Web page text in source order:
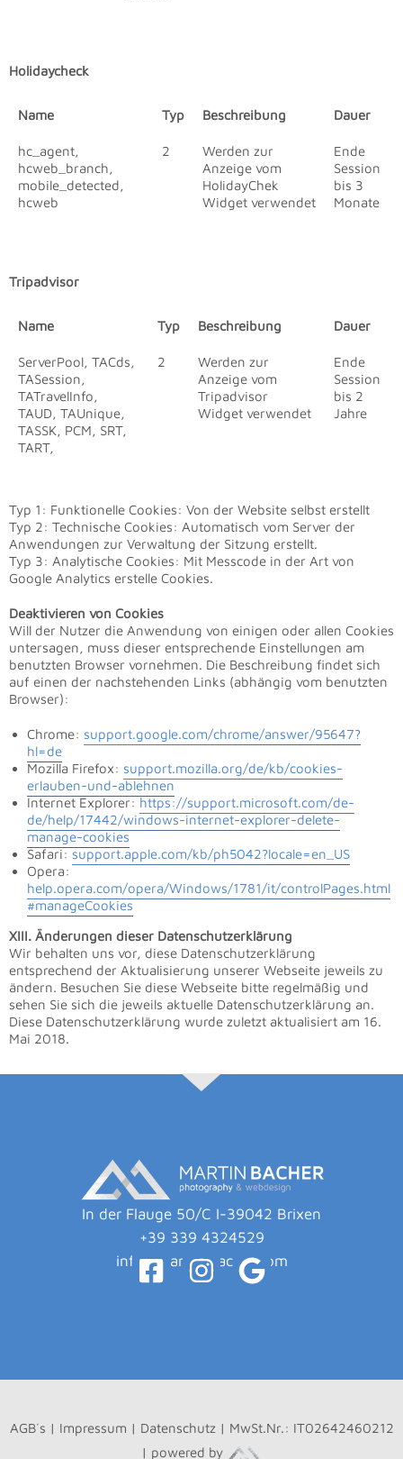
Holidaycheck
Name Typ Beschreibung Dauer
hc_agent,
hcweb_branch,
mobile_detected,
hcweb
2
Werden zur
Anzeige vom
HolidayChek
Widget verwendet
Ende
Session
bis 3
Monate
Tripadvisor
Name Typ Beschreibung Dauer
ServerPool, TACds,
TASession,
TATravelInfo,
TAUD, TAUnique,
TASSK, PCM, SRT,
TART,
2
Werden zur
Anzeige vom
Tripadvisor
Widget verwendet
Ende
Session
bis 2
Jahre
Typ 1: Funktionelle Cookies: Von der Website selbst erstellt
Typ 2: Technische Cookies: Automatisch vom Server der
Anwendungen zur Verwaltung der Sitzung erstellt.
Typ 3: Analytische Cookies: Mit Messcode in der Art von
Google Analytics erstelle Cookies.
Deaktivieren von Cookies
Will der Nutzer die Anwendung von einigen oder allen Cookies
untersagen, muss dieser entsprechende Einstellungen am
benutzten Browser vornehmen. Die Beschreibung findet sich
auf einen der nachstehenden Links (abhängig vom benutzten
Browser):
Chrome: support.google.com/chrome/answer/95647?
hl=de
Mozilla Firefox: support.mozilla.org/de/kb/cookies-
erlauben-und-ablehnen
Internet Explorer: https://support.microsoft.com/de-
de/help/17442/windows-internet-explorer-delete-
manage-cookies
Safari: support.apple.com/kb/ph5042?locale=en_US
Opera:
help.opera.com/opera/Windows/1781/it/controlPages.html
#manageCookies
XIII. Änderungen dieser Datenschutzerklärung
Wir behalten uns vor, diese Datenschutzerklärung
entsprechend der Aktualisierung unserer Webseite jeweils zu
ändern. Besuchen Sie diese Webseite bitte regelmäßig und
sehen Sie sich die jeweils aktuelle Datenschutzerklärung an.
Diese Datenschutzerklärung wurde zuletzt aktualisiert am 16.
Mai 2018.
In der Flauge 50/C I-39042 Brixen
+39 339 4324529
info@martin-bacher.com
AGB´s | Impressum | Datenschutz | MwSt.Nr.: IT02642460212
| powered by